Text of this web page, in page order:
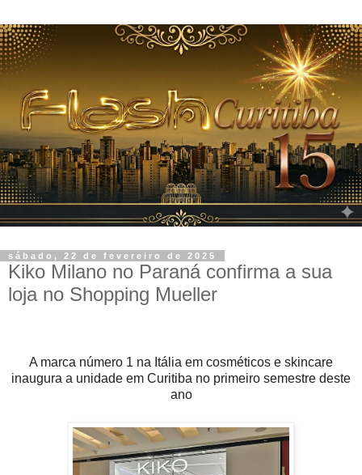
sábado, 22 de fevereiro de 2025
Kiko Milano no Paraná confirma a sua
loja no Shopping Mueller
A marca número 1 na Itália em cosméticos e skincare
inaugura a unidade em Curitiba no primeiro semestre deste
ano